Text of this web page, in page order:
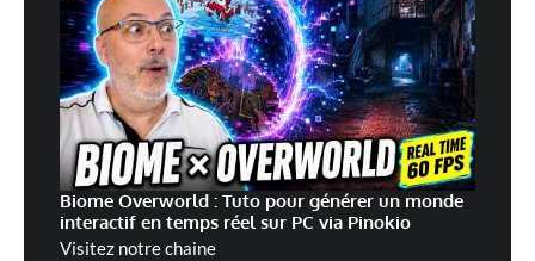
Biome Overworld : Tuto pour générer un monde
interactif en temps réel sur PC via Pinokio
Visitez notre chaine